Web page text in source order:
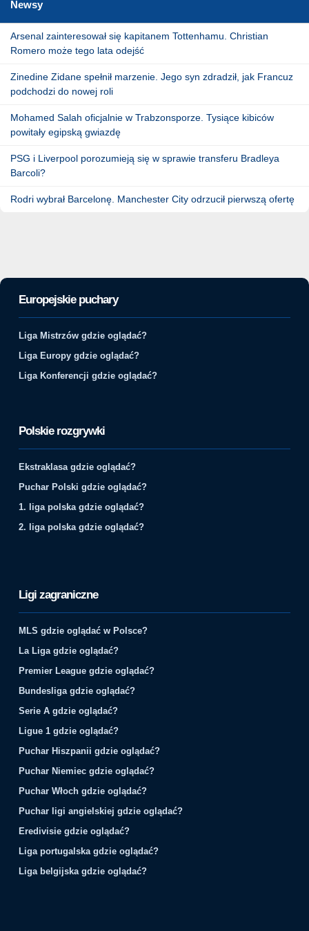
Newsy
Arsenal zainteresował się kapitanem Tottenhamu. Christian
Romero może tego lata odejść
Zinedine Zidane spełnił marzenie. Jego syn zdradził, jak Francuz
podchodzi do nowej roli
Mohamed Salah oficjalnie w Trabzonsporze. Tysiące kibiców
powitały egipską gwiazdę
PSG i Liverpool porozumieją się w sprawie transferu Bradleya
Barcoli?
Rodri wybrał Barcelonę. Manchester City odrzucił pierwszą ofertę
Europejskie puchary
Liga Mistrzów gdzie oglądać?
Liga Europy gdzie oglądać?
Liga Konferencji gdzie oglądać?
Polskie rozgrywki
Ekstraklasa gdzie oglądać?
Puchar Polski gdzie oglądać?
1. liga polska gdzie oglądać?
2. liga polska gdzie oglądać?
Ligi zagraniczne
MLS gdzie oglądać w Polsce?
La Liga gdzie oglądać?
Premier League gdzie oglądać?
Bundesliga gdzie oglądać?
Serie A gdzie oglądać?
Ligue 1 gdzie oglądać?
Puchar Hiszpanii gdzie oglądać?
Puchar Niemiec gdzie oglądać?
Puchar Włoch gdzie oglądać?
Puchar ligi angielskiej gdzie oglądać?
Eredivisie gdzie oglądać?
Liga portugalska gdzie oglądać?
Liga belgijska gdzie oglądać?